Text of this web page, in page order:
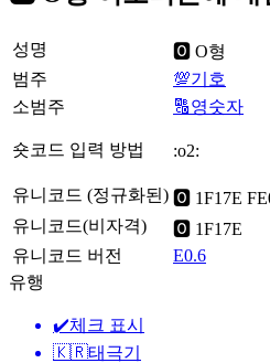
성명
🅾️ O형
범주
💯기호
소범주
🔠영숫자
숏코드 입력 방법 :o2:
유니코드 (정규화된) 🅾️ 1F17E
유니코드(비자격)
🅾 1F17E
유니코드 버전
E0.6
유행
✔️체크 표시
🇰🇷태극기